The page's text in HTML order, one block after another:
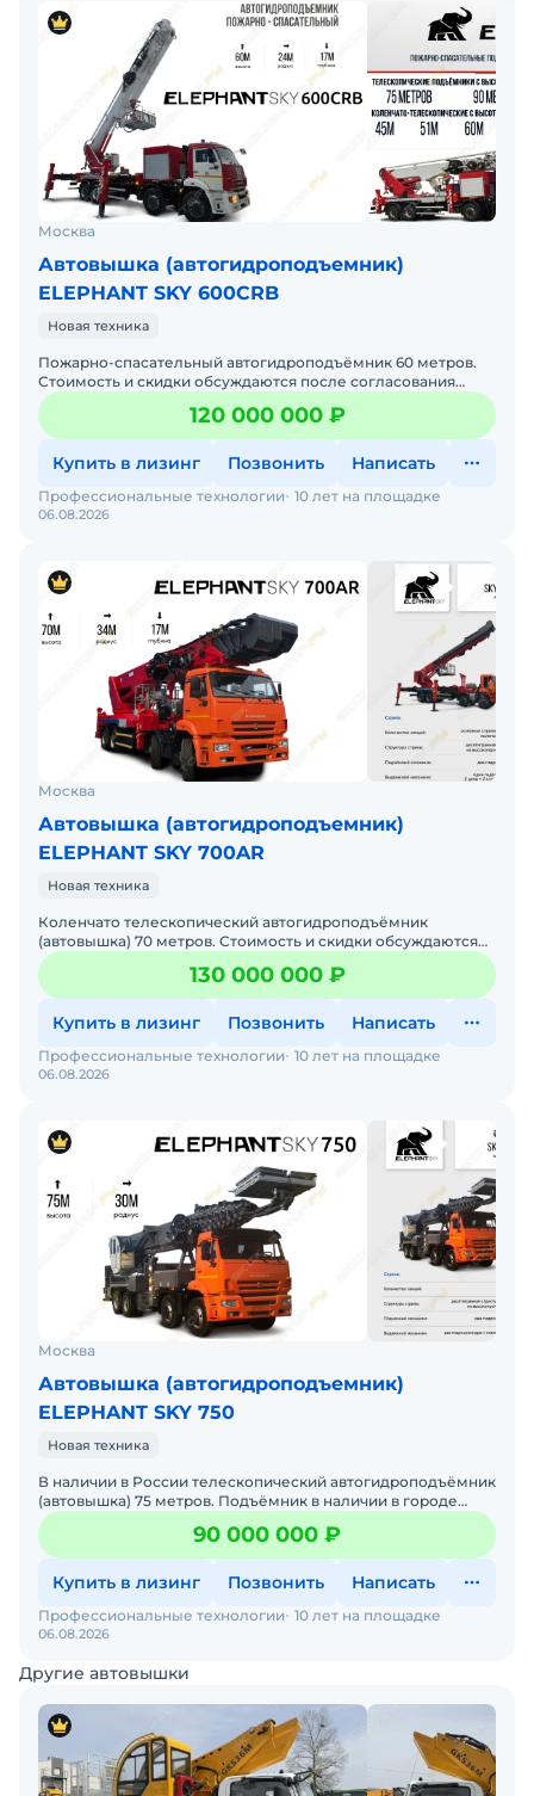
Москва
Автовышка (автогидроподъемник)
ELEPHANT SKY 600CRB
Новая техника
Пожарно-спасательный автогидроподъёмник 60 метров.
Стоимость и скидки обсуждаются после согласования
сроков оплаты. Вы можете посетить наше производство в
г.
120 000 000 ₽
Купить в лизинг Позвонить Написать
06.08.2026
Профессиональные технологии 10 лет на площадке
Москва
Автовышка (автогидроподъемник)
ELEPHANT SKY 700AR
Новая техника
Коленчато телескопический автогидроподъёмник
(автовышка) 70 метров. Стоимость и скидки обсуждаются
после согласования сроков оплаты. Вы можете посетить
наше п
130 000 000 ₽
Купить в лизинг Позвонить Написать
06.08.2026
Профессиональные технологии 10 лет на площадке
Москва
Автовышка (автогидроподъемник)
ELEPHANT SKY 750
Новая техника
В наличии в России телескопический автогидроподъёмник
(автовышка) 75 метров. Подъёмник в наличии в городе
Москва.Вы можете посетить наше производство, чтобы оц
90 000 000 ₽
Купить в лизинг Позвонить Написать
06.08.2026
Профессиональные технологии 10 лет на площадке
Другие автовышки